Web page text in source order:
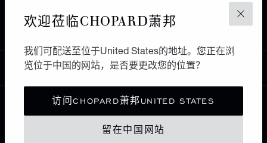
关闭
欢迎莅临CHOPARD萧邦
我们可配送至位于United States的地址。您正在浏
览位于中国的网站，是否要更改您的位置？
访问CHOPARD萧邦UNITED STATES
留在中国网站
TIME INVENTORS - FAMILY MALL ERBIL
中国
本地化（更改国家/地区）
更改国家/地区